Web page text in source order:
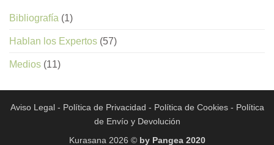
Bibliografía (1)
Hablan los Expertos (57)
Medios (11)
Aviso Legal- Política de Privacidad - Política de Cookies- Política
de Envío y Devolución
Kurasana 2026 © by Pangea 2020